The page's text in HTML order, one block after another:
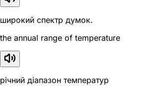
широкий спектр думок.
the annual range of temperature
річний діапазон температур